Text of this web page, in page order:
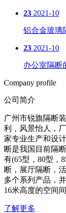
23 2021-10
铝合金玻璃
23 2021-10
办公室隔断
Company profile
公司简介
广州市锐旗隔断
利，风景怡人，
家专业生产和设
断是我国目前隔
有(65型，80型，
断，展厅隔断，
多个系列产品，
16米高度的空间
了解更多